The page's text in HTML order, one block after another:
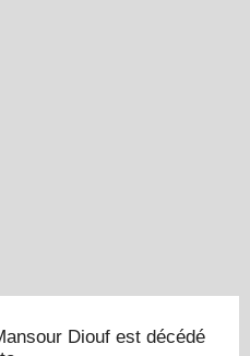
Diouf est décédé